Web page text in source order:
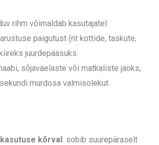
rihm võimaldab kasutajatel
paigutust (nt kottide, taskute,
juurdepääsuks.
sõjaväelaste või matkaliste jaoks,
murdosa valmisolekut.
kõrval: sobib suurepäraselt